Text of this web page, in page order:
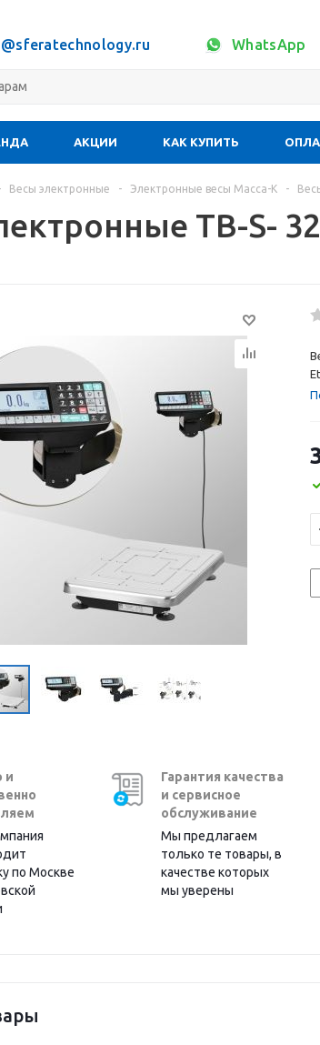
WhatsApp
АКЦИИ КАК КУПИТЬ
Весы электронные - Электронные весы Масса-К -
TB-S-
и
по Москве
Гарантия качества
и сервисное
обслуживание
Мы предлагаем
только те товары, в
качестве которых
мы уверены